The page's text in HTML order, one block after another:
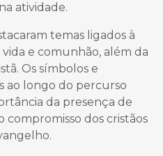
atividade.
temas ligados à
e comunhão, além da
Os símbolos e
ao longo do percurso
da presença de
compromisso dos cristãos